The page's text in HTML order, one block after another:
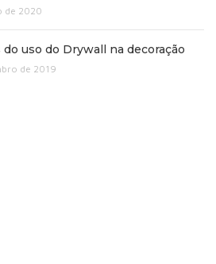
de 2020
uso do Drywall na decoração
de 2019